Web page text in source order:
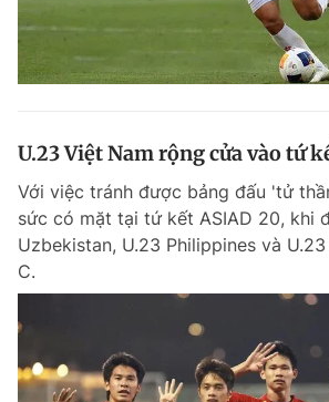
0906 645 777
Liên hệ
0908 780
Phó tổng biên tập thường trực: Hải Thành
Phó tổng biên tập: Trần Việt Hưng
Tổng thư ký tòa soạn: Đức Trung
Giấy phép xuất bản số 110/GP - BTTTT cấp
© 2003-2026 Bản quyền thuộc về Báo
dưới mọi hình thức nếu không có sự chấp
U.23 Việt Nam rộng cửa vào tứ
Với việc tránh được bảng đấu 'tử
sức có mặt tại tứ kết ASIAD 20, khi
Uzbekistan, U.23 Philippines và
C.